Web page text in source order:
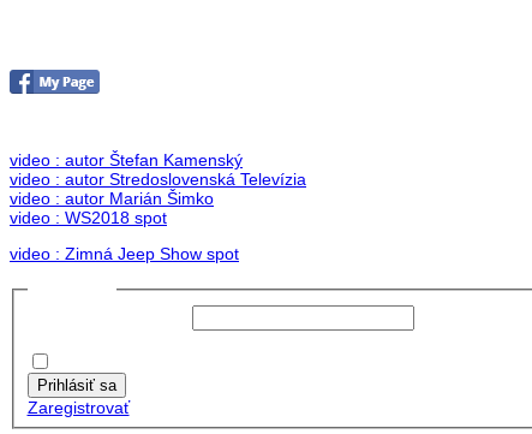
video : autor Štefan Kamenský
video : autor Stredoslovenská Televízia
video : autor Marián Šimko
video : WS2018 spot
video : Zimná Jeep Show spot
Prihlásiť sa
Zaregistrovať